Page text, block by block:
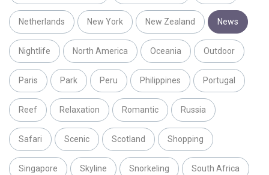
Netherlands New York New Zealand News
Nightlife North America Oceania Outdoor
Paris Park Peru Philippines Portugal
Reef Relaxation Romantic Russia
Safari Scenic Scotland Shopping
Singapore Skyline Snorkeling South Africa